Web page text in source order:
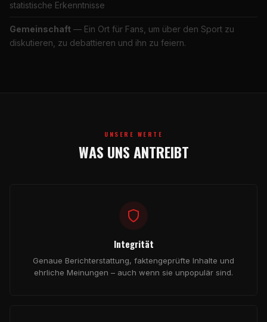
statistische Erkenntnisse
Gemeinschaft — Ein Ort für Fans, um über den Sport zu
diskutieren, zu debattieren und ihn zu feiern.
UNSERE WERTE
WAS UNS ANTREIBT
Integrität
Genaue Berichterstattung, faktengeprüfte Inhalte und
ehrliche Meinungen – auch wenn sie unpopulär sind.